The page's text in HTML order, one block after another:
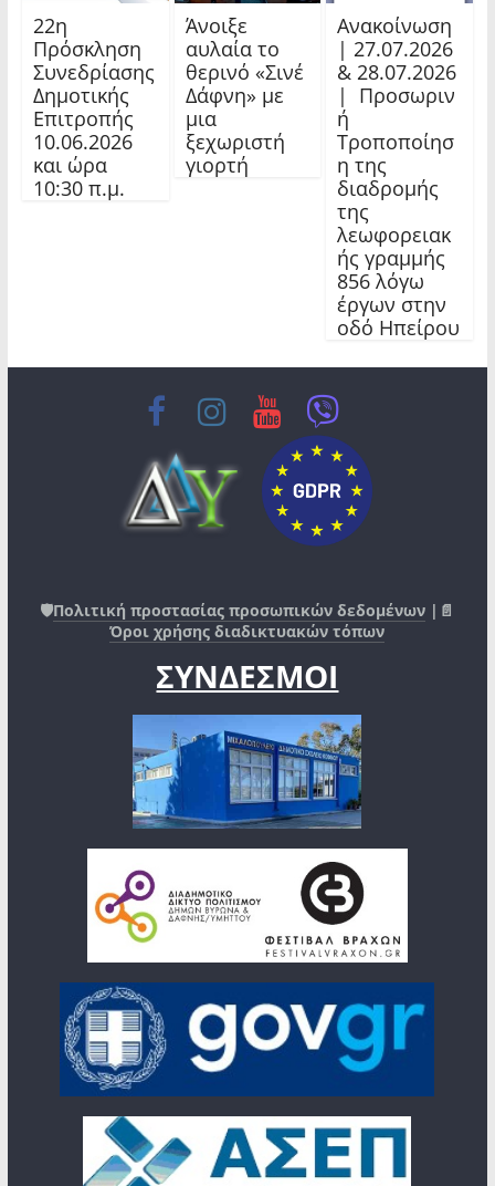
22η
Πρόσκληση
Συνεδρίασης
Δημοτικής
Επιτροπής
10.06.2026
και ώρα
10:30 π.μ.
Άνοιξε
αυλαία το
θερινό «Σινέ
Δάφνη» με
μια
ξεχωριστή
γιορτή
Ανακοίνωση
| 27.07.2026
& 28.07.2026
| Προσωριν
ή
Τροποποίησ
η της
διαδρομής
της
λεωφορειακ
ής γραμμής
856 λόγω
έργων στην
οδό Ηπείρου
🛡️Πολιτική προστασίας προσωπικών δεδομένων |📄
Όροι χρήσης διαδικτυακών τόπων
ΣΥΝΔΕΣΜΟΙ